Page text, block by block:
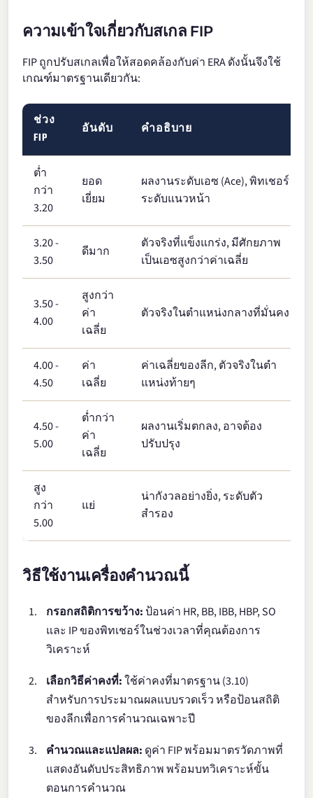
ความเข้าใจเกี่ยวกับสเกล FIP
FIP ถูกปรับสเกลเพื่อให้สอดคล้องกับค่า ERA ดังนั้นจึงใช้
เกณฑ์มาตรฐานเดียวกัน:
ช่วง
FIP
อันดับ คำอธิบาย
ต่ำ
กว่า
3.20
ยอด
เยี่ยม
ผลงานระดับเอซ (Ace), พิทเชอร์
ระดับแนวหน้า
3.20 -
3.50
ดีมาก
ตัวจริงที่แข็งแกร่ง, มีศักยภาพ
เป็นเอซสูงกว่าค่าเฉลี่ย
3.50 -
4.00
สูงกว่า
ค่า
เฉลี่ย
ตัวจริงในตำแหน่งกลางที่มั่นคง
4.00 -
4.50
ค่า
เฉลี่ย
ค่าเฉลี่ยของลีก, ตัวจริงในตำ
แหน่งท้ายๆ
4.50 -
5.00
ต่ำกว่า
ค่า
เฉลี่ย
ผลงานเริ่มตกลง, อาจต้อง
ปรับปรุง
สูง
กว่า
5.00
แย่
น่ากังวลอย่างยิ่ง, ระดับตัว
สำรอง
วิธีใช้งานเครื่องคำนวณนี้
กรอกสถิติการขว้าง:ป้อนค่า HR, BB, IBB, HBP, SO
และ IP ของพิทเชอร์ในช่วงเวลาที่คุณต้องการ
วิเคราะห์
เลือกวิธีค่าคงที่:ใช้ค่าคงที่มาตรฐาน (3.10)
สำหรับการประมาณผลแบบรวดเร็ว หรือป้อนสถิติ
ของลีกเพื่อการคำนวณเฉพาะปี
คำนวณและแปลผล: ดูค่า FIP พร้อมมาตรวัดภาพที่
แสดงอันดับประสิทธิภาพ พร้อมบทวิเคราะห์ขั้น
ตอนการคำนวณ